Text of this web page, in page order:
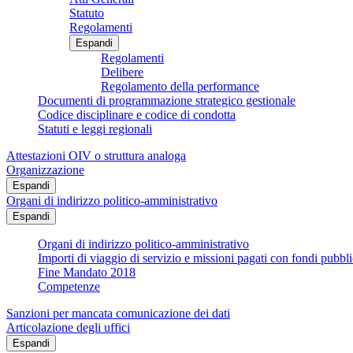
Statuto
Regolamenti
Espandi
Regolamenti
Delibere
Regolamento della performance
Documenti di programmazione strategico gestionale
Codice disciplinare e codice di condotta
Statuti e leggi regionali
Attestazioni OIV o struttura analoga
Organizzazione
Espandi
Organi di indirizzo politico-amministrativo
Espandi
Organi di indirizzo politico-amministrativo
Importi di viaggio di servizio e missioni pagati con fondi
Fine Mandato 2018
Competenze
Sanzioni per mancata comunicazione dei dati
Articolazione degli uffici
Espandi